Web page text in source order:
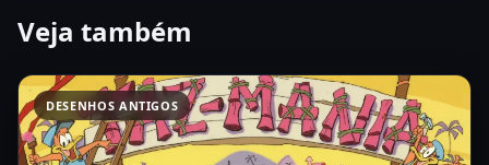
Veja também
DESENHOS ANTIGOS